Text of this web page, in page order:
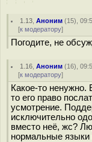
1.13 ,Аноним (15),
[к модератору]
Погодите, не
1.16 ,Аноним (16),
[к модератору]
Какое-то ненужно.
то его право
усмотрение.
исключительно
вместо неё, жс?
нормальные языки